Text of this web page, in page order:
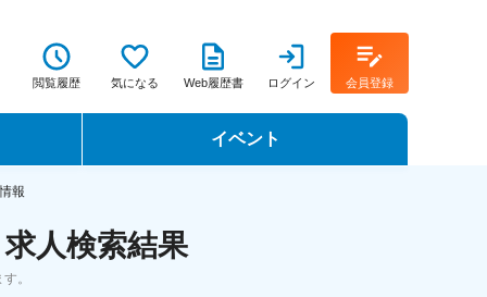
閲覧履歴 気になる Web履歴書 ログイン 会員登録
イベント
転職フェア
報
人検索結果
。